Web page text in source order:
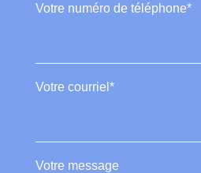
Votre numéro de téléphone*
Votre courriel*
Votre message